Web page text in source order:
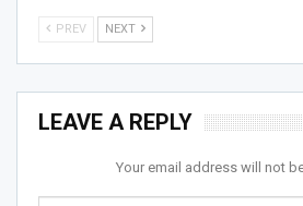
PREV NEXT
LEAVE A REPLY
Your email address will not